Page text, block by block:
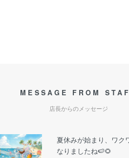
MESSAGE FROM
店長からのメッセージ
夏休みが始まり、ワク
なりましたね🍉🌻